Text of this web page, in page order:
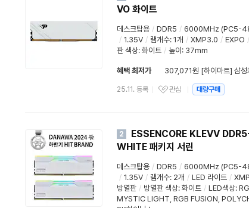
VO 화이트
데스크탑용 / DDR5 / 6000MHz (PC5-
/ 1.35V / 램개수: 1개 / XMP3.0 / EXPO /
판 색상: 화이트 / 높이: 37mm
혜택 최저가 307,071원 [하이마트] 삼성
25.11. 등록 관심 대량구매
2
ESSENCORE KLEVV
WHITE 패키지 서린
데스크탑용 / DDR5 / 6000MHz (PC5-
/ 1.35V / 램개수: 2개 / LED 라이트 /
방열판 / 방열판 색상: 화이트 / LED색상:
MYSTIC LIGHT RGB FUSION